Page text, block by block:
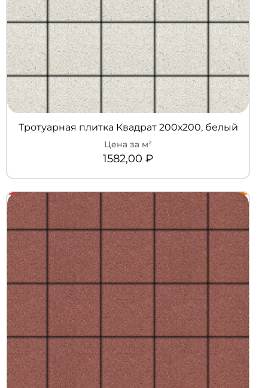
Тротуарная плитка Квадрат 200х200, белый
1582,00 ₽